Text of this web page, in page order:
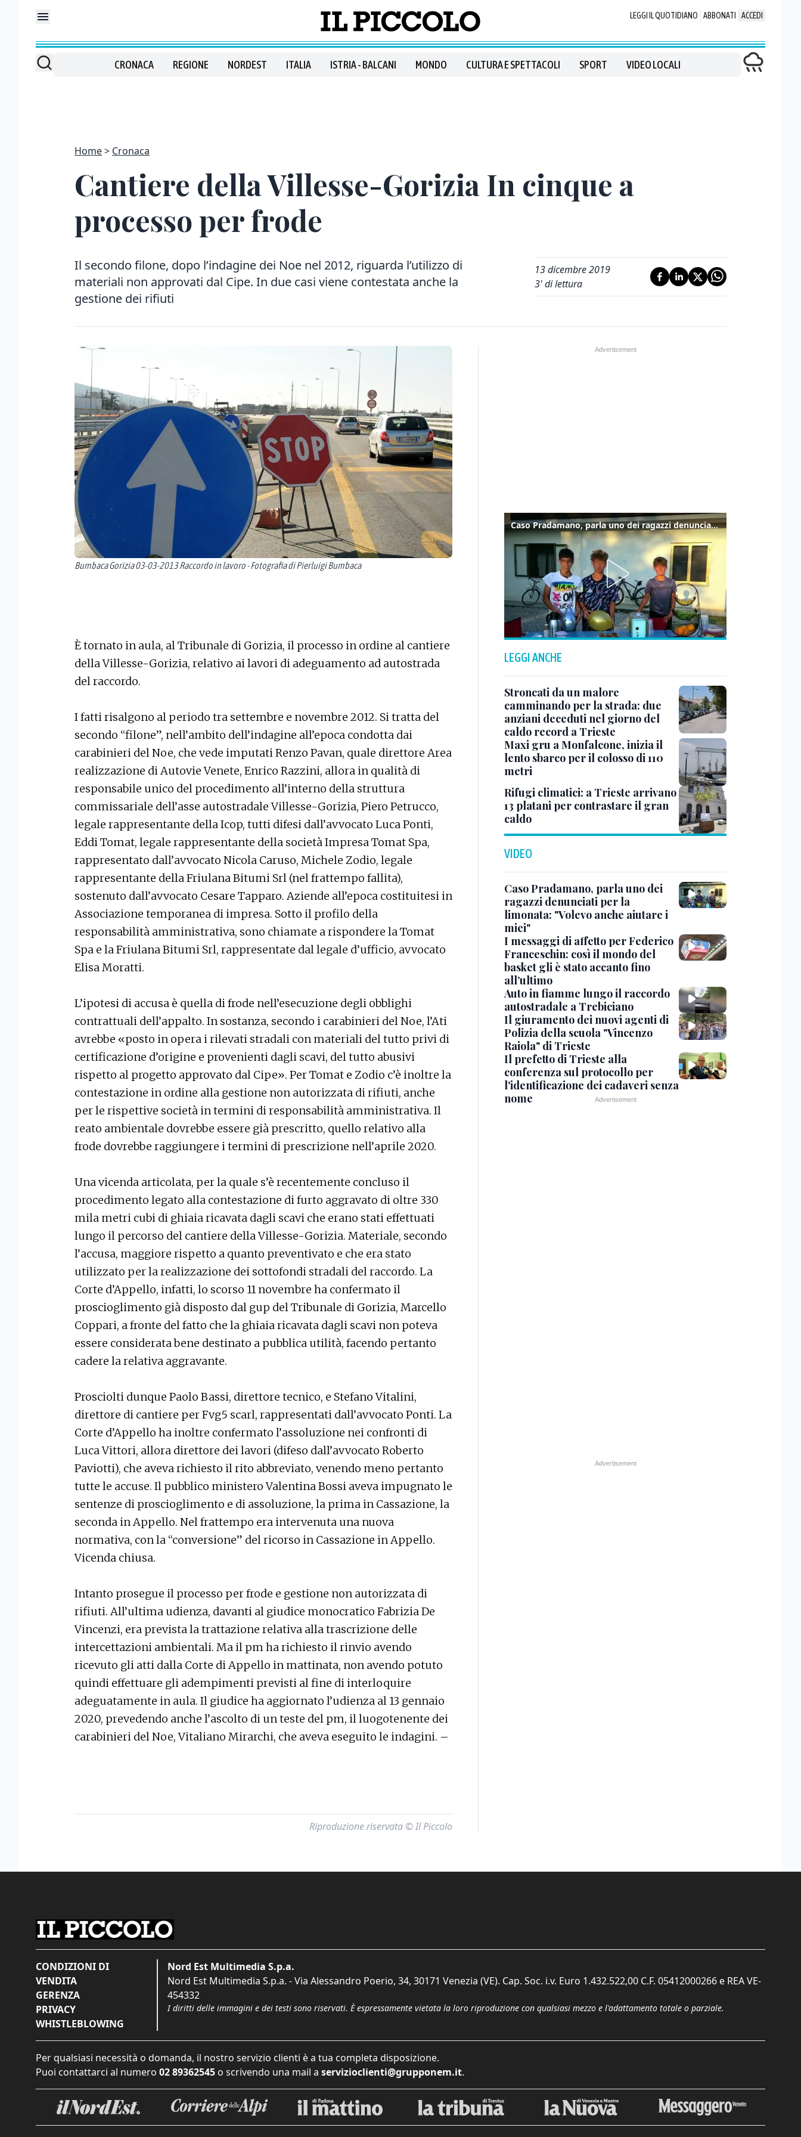
LEGGI IL QUOTIDIANO ABBONATI ACCEDI
CRONACA REGIONE NORDEST ITALIA ISTRIA - BALCANI MONDO CULTURA E SPETTACOLI SPORT VIDEO LOCALI
Home Cronaca
Cantiere della Villesse-Gorizia In cinque a
processo per frode
Il secondo filone, dopo l’indagine dei Noe nel 2012, riguarda l’utilizzo di
materiali non approvati dal Cipe. In due casi viene contestata anche la
gestione dei rifiuti
13 dicembre 2019
3' di lettura
Bumbaca Gorizia 03-03-2013 Raccordo in lavoro - Fotografia di Pierluigi Bumbaca
È tornato in aula, al Tribunale di Gorizia, il processo in ordine al cantiere
della Villesse-Gorizia, relativo ai lavori di adeguamento ad autostrada
del raccordo.
I fatti risalgono al periodo tra settembre e novembre 2012. Si tratta del
secondo “filone”, nell’ambito dell’indagine all’epoca condotta dai
carabinieri del Noe, che vede imputati Renzo Pavan, quale direttore Area
realizzazione di Autovie Venete, Enrico Razzini, allora in qualità di
responsabile unico del procedimento all’interno della struttura
commissariale dell’asse autostradale Villesse-Gorizia, Piero Petrucco,
legale rappresentante della Icop, tutti difesi dall’avvocato Luca Ponti,
Eddi Tomat, legale rappresentante della società Impresa Tomat Spa,
rappresentato dall’avvocato Nicola Caruso, Michele Zodio, legale
rappresentante della Friulana Bitumi Srl (nel frattempo fallita),
sostenuto dall’avvocato Cesare Tapparo. Aziende all’epoca costituitesi in
Associazione temporanea di impresa. Sotto il profilo della
responsabilità amministrativa, sono chiamate a rispondere la Tomat
Spa e la Friulana Bitumi Srl, rappresentate dal legale d’ufficio, avvocato
Elisa Moratti.
L’ipotesi di accusa è quella di frode nell’esecuzione degli obblighi
contrattuali dell’appalto. In sostanza, secondo i carabinieri del Noe, l’Ati
avrebbe «posto in opera i rilevati stradali con materiali del tutto privi di
certificazione d’origine e provenienti dagli scavi, del tutto abusivi
rispetto al progetto approvato dal Cipe». Per Tomat e Zodio c’è inoltre la
contestazione in ordine alla gestione non autorizzata di rifiuti, anche
per le rispettive società in termini di responsabilità amministrativa. Il
reato ambientale dovrebbe essere già prescritto, quello relativo alla
frode dovrebbe raggiungere i termini di prescrizione nell’aprile 2020.
Una vicenda articolata, per la quale s’è recentemente concluso il
procedimento legato alla contestazione di furto aggravato di oltre 330
mila metri cubi di ghiaia ricavata dagli scavi che erano stati effettuati
lungo il percorso del cantiere della Villesse-Gorizia. Materiale, secondo
l’accusa, maggiore rispetto a quanto preventivato e che era stato
utilizzato per la realizzazione dei sottofondi stradali del raccordo. La
Corte d’Appello, infatti, lo scorso 11 novembre ha confermato il
proscioglimento già disposto dal gup del Tribunale di Gorizia, Marcello
Coppari, a fronte del fatto che la ghiaia ricavata dagli scavi non poteva
essere considerata bene destinato a pubblica utilità, facendo pertanto
cadere la relativa aggravante.
Prosciolti dunque Paolo Bassi, direttore tecnico, e Stefano Vitalini,
direttore di cantiere per Fvg5 scarl, rappresentati dall’avvocato Ponti. La
Corte d’Appello ha inoltre confermato l’assoluzione nei confronti di
Luca Vittori, allora direttore dei lavori (difeso dall’avvocato Roberto
Paviotti), che aveva richiesto il rito abbreviato, venendo meno pertanto
tutte le accuse. Il pubblico ministero Valentina Bossi aveva impugnato le
sentenze di proscioglimento e di assoluzione, la prima in Cassazione, la
seconda in Appello. Nel frattempo era intervenuta una nuova
normativa, con la “conversione” del ricorso in Cassazione in Appello.
Vicenda chiusa.
Intanto prosegue il processo per frode e gestione non autorizzata di
rifiuti. All’ultima udienza, davanti al giudice monocratico Fabrizia De
Vincenzi, era prevista la trattazione relativa alla trascrizione delle
intercettazioni ambientali. Ma il pm ha richiesto il rinvio avendo
ricevuto gli atti dalla Corte di Appello in mattinata, non avendo potuto
quindi effettuare gli adempimenti previsti al fine di interloquire
adeguatamente in aula. Il giudice ha aggiornato l’udienza al 13 gennaio
2020, prevedendo anche l’ascolto di un teste del pm, il luogotenente dei
carabinieri del Noe, Vitaliano Mirarchi, che aveva eseguito le indagini. –
Riproduzione riservata © Il Piccolo
Caso Pradamano, parla uno dei ragazzi denunciati per la limonata: "Volevo anche aiutare i miei"
LEGGI ANCHE
Stroncati da un malore
camminando per la strada: due
anziani deceduti nel giorno del
caldo record a Trieste
Maxi gru a Monfalcone, inizia il
lento sbarco per il colosso di 110
metri
Rifugi climatici: a Trieste arrivano
13 platani per contrastare il gran
caldo
VIDEO
Caso Pradamano, parla uno dei
ragazzi denunciati per la
limonata: "Volevo anche aiutare i
miei"
I messaggi di affetto per Federico
Franceschin: così il mondo del
basket gli è stato accanto fino
all’ultimo
Auto in fiamme lungo il raccordo
autostradale a Trebiciano
Il giuramento dei nuovi agenti di
Polizia della scuola "Vincenzo
Raiola" di Trieste
Il prefetto di Trieste alla
conferenza sul protocollo per
l'identificazione dei cadaveri senza
nome
CONDIZIONI DI
VENDITA
GERENZA
PRIVACY
WHISTLEBLOWING
Nord Est Multimedia S.p.a.
Nord Est Multimedia S.p.a. - Via Alessandro Poerio, 34, 30171 Venezia (VE). Cap. Soc. i.v. Euro 1.432.522,00 C.F. 05412000266 e REA VE-
454332
I diritti delle immagini e dei testi sono riservati. È espressamente vietata la loro riproduzione con qualsiasi mezzo e l'adattamento totale o parziale.
Per qualsiasi necessità o domanda, il nostro servizio clienti è a tua completa disposizione.
Puoi contattarci al numero 02 89362545 o scrivendo una mail a servizioclienti@grupponem.it.